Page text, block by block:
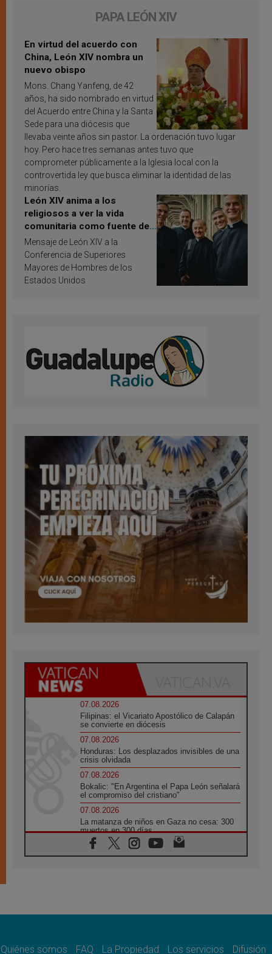
PAPA LEÓN XIV
En virtud del acuerdo con
China, León XIV nombra un
nuevo obispo
Mons. Chang Yanfeng, de 42
años, ha sido nombrado en virtud
del Acuerdo entre China y la Santa
Sede para una diócesis que
llevaba veinte años sin pastor. La ordenación tuvo lugar
hoy. Pero hace tres semanas antes tuvo que
comprometer públicamente a la Iglesia local con la
controvertida ley que busca eliminar la identidad de las
minorías.
León XIV anima a los
religiosos a ver la vida
comunitaria como fuente de
inspiración y santificación
Mensaje de León XIV a la
Conferencia de Superiores
Mayores de Hombres de los
Estados Unidos
07.08.2026
Filipinas: el Vicariato Apostólico de Calapán
se convierte en diócesis
07.08.2026
Honduras: Los desplazados invisibles de una
crisis olvidada
07.08.2026
Bokalic: "En Argentina el Papa León señalará
el compromiso del cristiano"
07.08.2026
La matanza de niños en Gaza no cesa: 300
muertos en 300 días
07.08.2026
Tagle: La guerra desfigura el mundo, solo la
como misión al servicio del Evangelio
Quiénes somos FAQ La Propiedad Los servicios Difusión